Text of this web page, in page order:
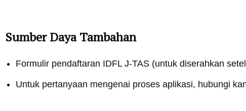
Sumber Daya Tambahan
Formulir pendaftaran IDFL J-TAS (untuk diserahkan
Untuk pertanyaan mengenai proses aplikasi, hubungi